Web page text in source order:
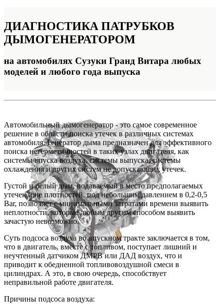
ДИАГНОСТИКА ПАТРУБКОВ
ДЫМОГЕНЕРАТОРОМ
на автомобилях Сузуки Гранд Витара любых
моделей и любого года выпуска
Автомобильный дымогенератор - это самое современное
решение в области поиска утечек в различных системах
автомобиля. Генератор дыма предназначен для эффективного
поиска негерметичностей в таких узлах двигателя, как
системы впуска воздуха, системы выпуска, системы
охлаждения и других систем не допускающих утечек.
Густой и белый дым, подаваемый в место предполагаемых
утечек и не плотностей, под небольшим давлением в 0,2-0,5
Bar, позволяет с минимальными затратами времени выявить
неплотности, которые любым другим способом выявить
зачастую невозможно.
Суть подсоса воздуха во впускном тракте заключается в том,
что в двигатель, вместе с топливом, поступает лишний и
неучтенный датчиком ДМРВ или ДАД воздух, что и
приводит к обедненной топливовоздушной смеси в
цилиндрах. А это, в свою очередь, способствует
неправильной работе двигателя.
Причины подсоса воздуха: